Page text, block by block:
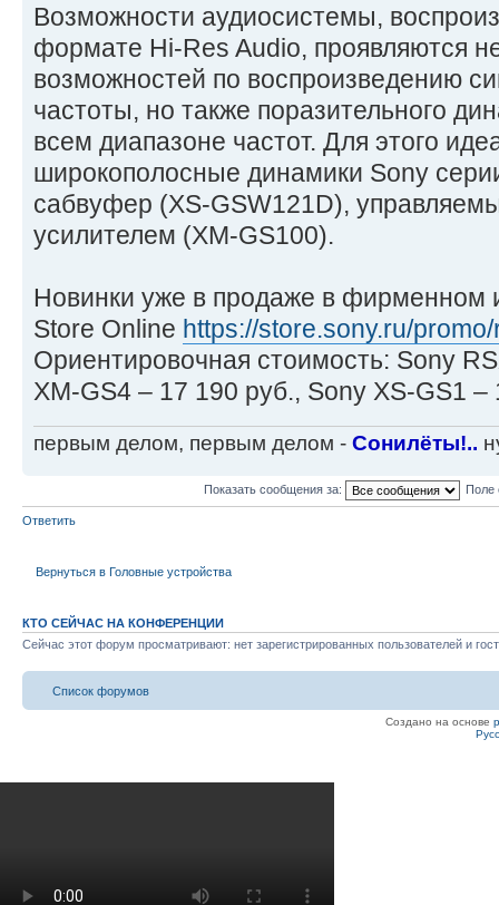
Возможности аудиосистемы,
формате Hi-Res Audio, проявляются
возможностей по воспроизведению
частоты, но также поразительного
всем диапазоне частот. Для этого
широкополосные динамики Sony
сабвуфер (XS-GSW121D),
усилителем (XM-GS100).
Новинки уже в продаже в фирменном
Store Online https://store.sony.ru/
Ориентировочная стоимость: Sony
XM-GS4 – 17 190 руб., Sony XS-GS1 –
первым делом, первым делом - Сонилёты!..
Показать сообщения за: Поле
Ответить
Вернуться в Головные устройства
КТО СЕЙЧАС НА КОНФЕРЕНЦИИ
Сейчас этот форум просматривают: нет зарегистрированных пользователей и
Список форумов
Создано на основе